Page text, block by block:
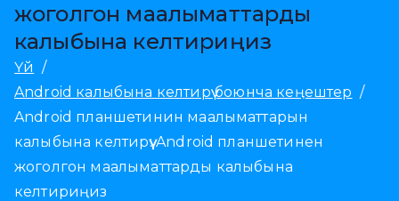
жоголгон маалыматтарды
калыбына келтириңиз
Үй
Android калыбына келтирүү боюнча кеңештер
Android планшетинин маалыматтарын
калыбына келтирүү: Android планшетинен
жоголгон маалыматтарды калыбына
келтириңиз